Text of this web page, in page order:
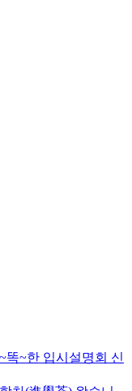
똑~한 입시설명회 신